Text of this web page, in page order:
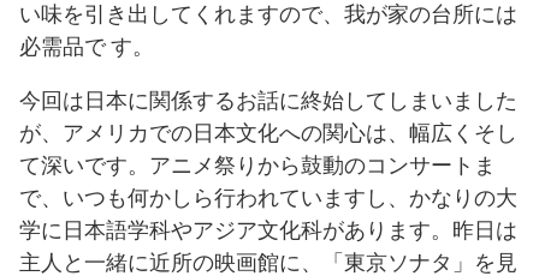
い味を引き出してくれますので、我が家の台所には
必需品で す。
今回は日本に関係するお話に終始してしまいました
が、アメリカでの日本文化への関心は、幅広くそし
て深いです。アニメ祭りから鼓動のコンサートま
で、いつも何かしら行われていますし、かなりの大
学に日本語学科やアジア文化科があります。昨日は
主人と一緒に近所の映画館に、「東京ソナタ」を見